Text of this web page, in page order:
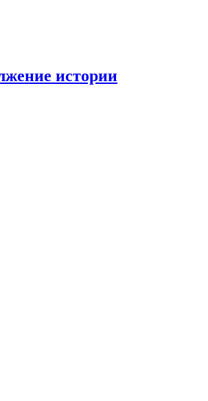
истории